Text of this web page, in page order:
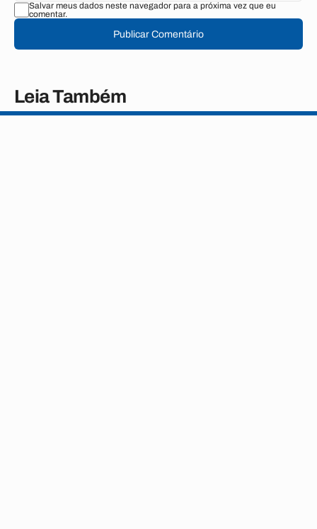
Salvar meus dados neste navegador para a próxima vez que eu
comentar.
Publicar Comentário
Leia Também